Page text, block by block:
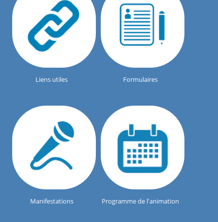
Liens utiles Formulaires
Manifestations Programme de l'animation